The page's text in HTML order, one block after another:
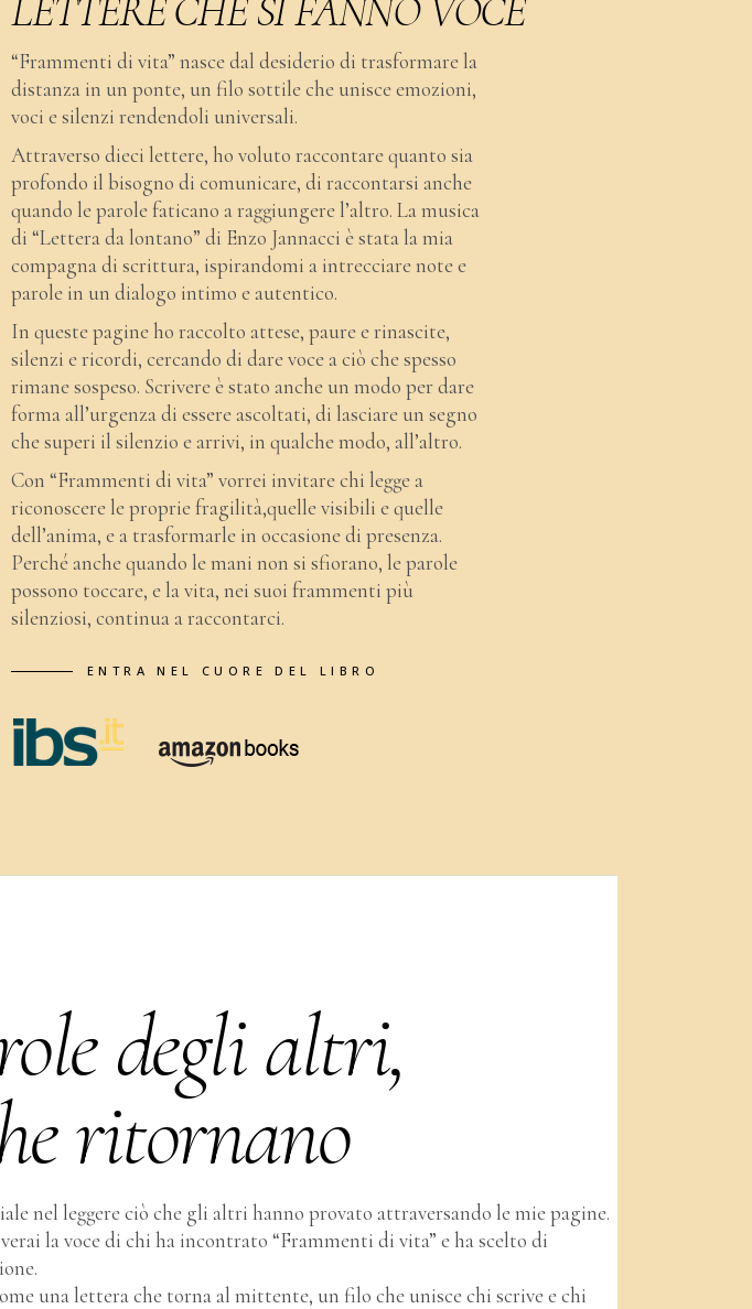
LETTERE CHE SI FANNO VOCE
“Frammenti di vita” nasce dal desiderio di trasformare la
distanza in un ponte, un filo sottile che unisce emozioni,
voci e silenzi rendendoli universali.
Attraverso dieci lettere, ho voluto raccontare quanto sia
profondo il bisogno di comunicare, di raccontarsi anche
quando le parole faticano a raggiungere l’altro. La musica
di “Lettera da lontano” di Enzo Jannacci è stata la mia
compagna di scrittura, ispirandomi a intrecciare note e
parole in un dialogo intimo e autentico.
In queste pagine ho raccolto attese, paure e rinascite,
silenzi e ricordi, cercando di dare voce a ciò che spesso
rimane sospeso. Scrivere è stato anche un modo per dare
forma all’urgenza di essere ascoltati, di lasciare un segno
che superi il silenzio e arrivi, in qualche modo, all’altro.
Con “Frammenti di vita” vorrei invitare chi legge a
riconoscere le proprie fragilità,quelle visibili e quelle
dell’anima, e a trasformarle in occasione di presenza.
Perché anche quando le mani non si sfiorano, le parole
possono toccare, e la vita, nei suoi frammenti più
silenziosi, continua a raccontarci.
ENTRA NEL CUORE DEL LIBRO
degli altri,
ritornano
nel leggere ciò che gli altri hanno provato attraversando le mie pagine.
la voce di chi ha incontrato “Frammenti di vita” e ha scelto di
una lettera che torna al mittente, un filo che unisce chi scrive e chi